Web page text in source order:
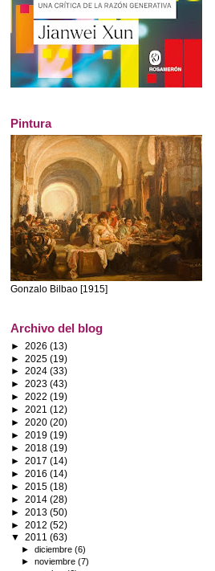
Pintura
Gonzalo Bilbao [1915]
Archivo del blog
► 2026 (13)
► 2025 (19)
► 2024 (33)
► 2023 (43)
► 2022 (19)
► 2021 (12)
► 2020 (20)
► 2019 (19)
► 2018 (19)
► 2017 (14)
► 2016 (14)
► 2015 (18)
► 2014 (28)
► 2013 (50)
► 2012 (52)
▼ 2011 (63)
►diciembre(6)
►noviembre(7)